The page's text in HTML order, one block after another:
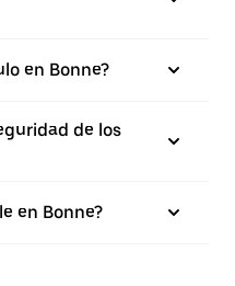
en Bonne?
de los
en Bonne?